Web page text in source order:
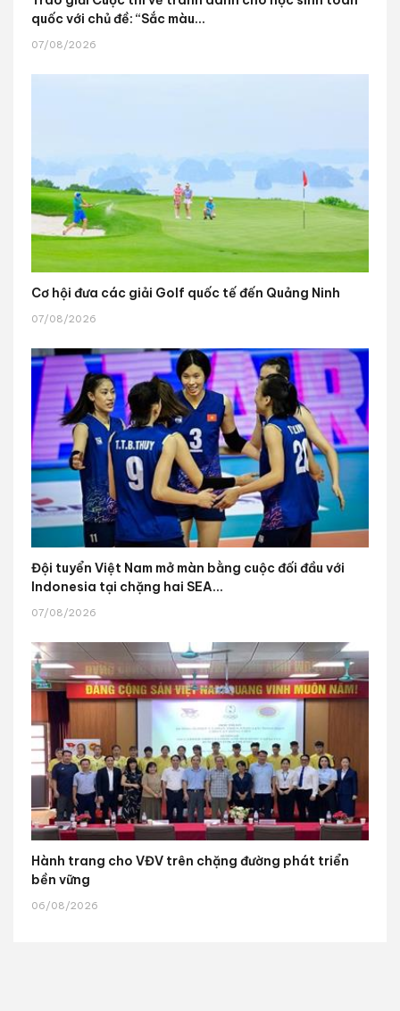
quốc với chủ đề: “Sắc màu...
07/08/2026
Cơ hội đưa các giải Golf quốc tế đến Quảng Ninh
07/08/2026
Đội tuyển Việt Nam mở màn bằng cuộc đối đầu với
Indonesia tại chặng hai SEA...
07/08/2026
Hành trang cho VĐV trên chặng đường phát triển
bền vững
06/08/2026